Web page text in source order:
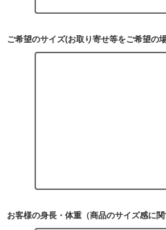
ご希望のサイズ(お取り寄せ等をご希望の
お客様の身長・体重（商品のサイズ感に関